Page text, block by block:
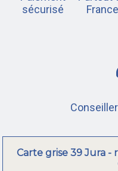
sécurisé
France
Carte grise 39 Jura